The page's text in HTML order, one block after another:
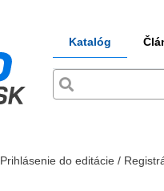
Katalóg
Prihlásenie do editácie /